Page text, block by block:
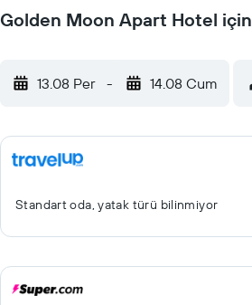
Golden Moon Apart Hotel
13.08 Per - 14.08 Cum
Standart oda, yatak türü bilinmiyor